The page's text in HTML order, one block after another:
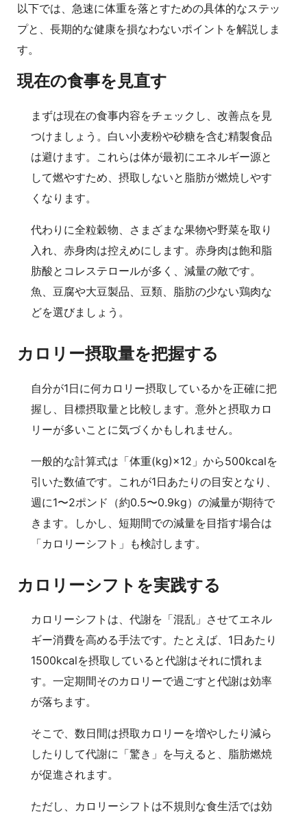
以下では、急速に体重を落とすための具体的なステッ
プと、長期的な健康を損なわないポイントを解説しま
す。
現在の食事を見直す
まずは現在の食事内容をチェックし、改善点を見
つけましょう。白い小麦粉や砂糖を含む精製食品
は避けます。これらは体が最初にエネルギー源と
して燃やすため、摂取しないと脂肪が燃焼しやす
くなります。
代わりに全粒穀物、さまざまな果物や野菜を取り
入れ、赤身肉は控えめにします。赤身肉は飽和脂
肪酸とコレステロールが多く、減量の敵です。
魚、豆腐や大豆製品、豆類、脂肪の少ない鶏肉な
どを選びましょう。
カロリー摂取量を把握する
自分が1日に何カロリー摂取しているかを正確に把
握し、目標摂取量と比較します。意外と摂取カロ
リーが多いことに気づくかもしれません。
一般的な計算式は「体重(kg)×12」から500kcalを
引いた数値です。これが1日あたりの目安となり、
週に1〜2ポンド（約0.5〜0.9kg）の減量が期待で
きます。しかし、短期間での減量を目指す場合は
「カロリーシフト」も検討します。
カロリーシフトを実践する
カロリーシフトは、代謝を「混乱」させてエネル
ギー消費を高める手法です。たとえば、1日あたり
1500kcalを摂取していると代謝はそれに慣れま
す。一定期間そのカロリーで過ごすと代謝は効率
が落ちます。
そこで、数日間は摂取カロリーを増やしたり減ら
したりして代謝に「驚き」を与えると、脂肪燃焼
が促進されます。
ただし、カロリーシフトは不規則な食生活では効